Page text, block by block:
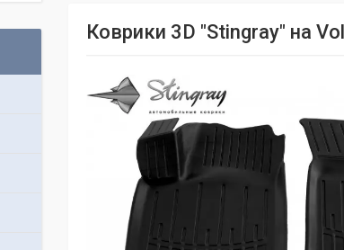
Коврики 3D "Stingray" на